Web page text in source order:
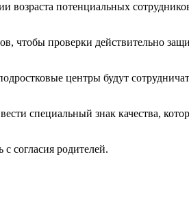
потенциальных
чтобы проверки действительно
центры будут
специальный знак качества,
согласия родителей.